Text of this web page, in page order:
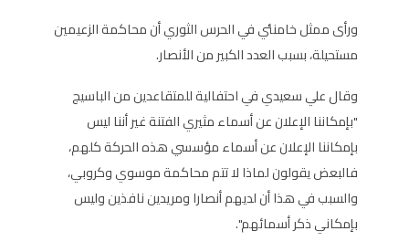
ورأى ممثل خامنئي في الحرس الثوري أن محاكمة الزعيمين
مستحيلة، بسبب العدد الكبير من الأنصار.
وقال علي سعيدي في احتفالية للمتقاعدين من الباسيج
"بإمكاننا الإعلان عن أسماء مثيري الفتنة غير أننا ليس
بإمكاننا الإعلان عن أسماء مؤسسي هذه الحركة كلهم،
فالبعض يقولون لماذا لا تتم محاكمة موسوي وكروبي،
والسبب في هذا أن لديهم أنصارا ومريدين نافذين وليس
بإمكاني ذكر أسمائهم".